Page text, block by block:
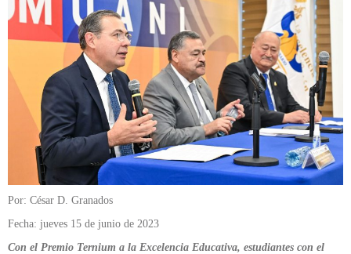
Por: César D. Granados
Fecha: jueves 15 de junio de 2023
Con el Premio Ternium a la Excelencia Educativa, estudiantes con el